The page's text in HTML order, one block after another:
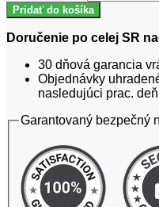
Pridať do košíka
Doručenie po celej SR
30 dňová garancia
Objednávky
nasledujúci prac. deň
Garantovaný bezpečný